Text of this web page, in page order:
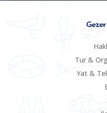
Tur &
Yat &